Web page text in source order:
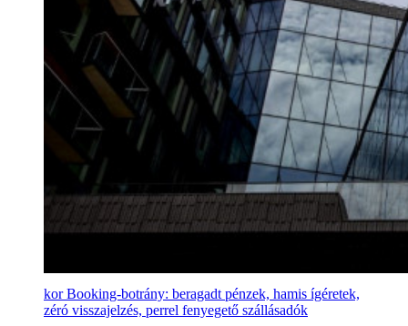
Booking-botrány: beragadt pénzek, hamis ígéretek,
zéró visszajelzés, perrel fenyegető szállásadók